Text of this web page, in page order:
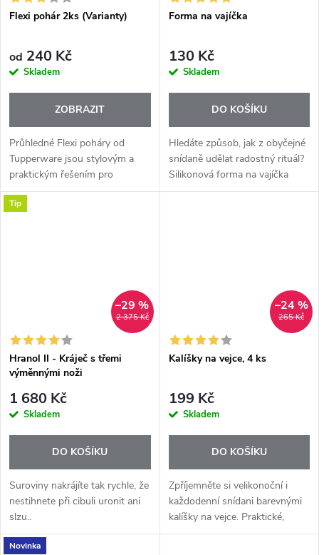
Flexi pohár 2ks (Varianty)
od 240 Kč
Skladem
ZOBRAZIT
Průhledné Flexi poháry od
Tupperware jsou stylovým a
praktickým řešením pro
každodenní servírování nápojů i
dezertů. Díky čirému provedení
Forma na vajíčka
130 Kč
Skladem
DO KOŠÍKU
Hledáte způsob, jak z obyčejné
snídaně udělat radostný rituál?
Silikonová forma na vajíčka
Kochblume ve tvaru čtyřlístku
Tip
2 375 Kč
–29 %
Hranol II - Kráječ s třemi
výměnnými noži
1 680 Kč
Skladem
DO KOŠÍKU
Suroviny nakrájíte tak rychle, že
nestihnete při cibuli uronit ani
slzu..
265 Kč
–24 %
Kalíšky na vejce, 4 ks
199 Kč
Skladem
DO KOŠÍKU
Zpříjemněte si velikonoční i
každodenní snídani barevnými
kalíšky na vejce. Praktické,
hravé a navržené tak, aby
Novinka